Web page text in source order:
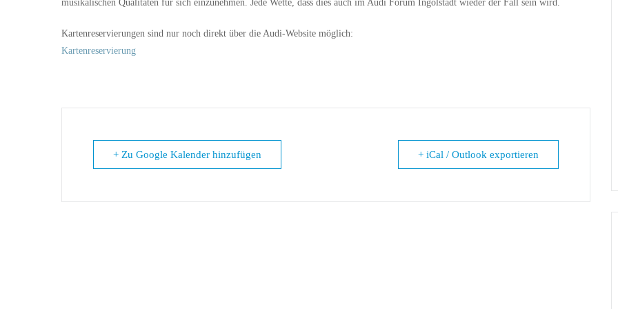
musikalischen Qualitäten für sich einzunehmen. Jede Wette, dass dies auch im Audi Forum Ingolstadt wieder der Fall sein wird.
Kartenreservierungen sind nur noch direkt über die Audi-Website möglich:
Kartenreservierung
+ Zu Google Kalender hinzufügen + iCal / Outlook exportieren